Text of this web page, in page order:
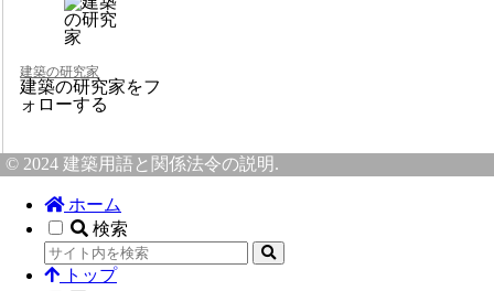
建築の研究家
建築の研究家をフ
ォローする
© 2024 建築用語と関係法令の説明.
ホーム
検索
トップ